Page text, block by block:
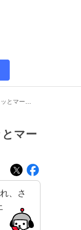
新劇場版 ケロロ軍曹」公開直前イベントで「ケロッとマーチ」生歌唱、ファン歓喜の様子
マー
、さ